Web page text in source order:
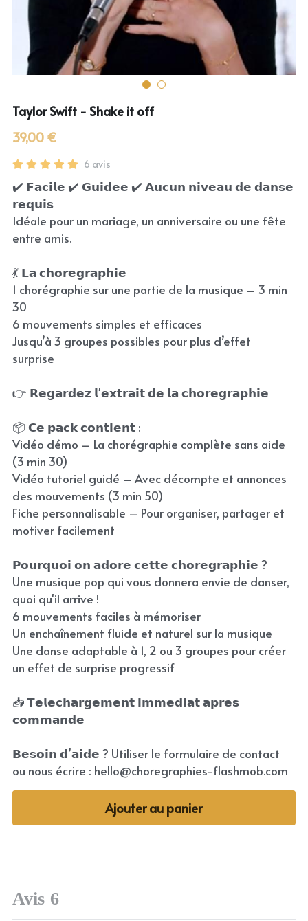
Taylor Swift - Shake it off
39,00 €
6 avis
✔️ 𝗙𝗮𝗰𝗶𝗹𝗲 ✔️ 𝗚𝘂𝗶𝗱𝗲𝗲 ✔️ 𝗔𝘂𝗰𝘂𝗻 𝗻𝗶𝘃𝗲𝗮𝘂 𝗱𝗲 𝗱𝗮𝗻𝘀𝗲
𝗿𝗲𝗾𝘂𝗶𝘀
Idéale pour un mariage, un anniversaire ou une fête
entre amis.
💃 𝗟𝗮 𝗰𝗵𝗼𝗿𝗲𝗴𝗿𝗮𝗽𝗵𝗶𝗲
1 chorégraphie sur une partie de la musique – 3 min
30
6 mouvements simples et efficaces
Jusqu’à 3 groupes possibles pour plus d’effet
surprise
👉 𝗥𝗲𝗴𝗮𝗿𝗱𝗲𝘇 𝗹'𝗲𝘅𝘁𝗿𝗮𝗶𝘁 𝗱𝗲 𝗹𝗮 𝗰𝗵𝗼𝗿𝗲𝗴𝗿𝗮𝗽𝗵𝗶𝗲
📦 𝗖𝗲 𝗽𝗮𝗰𝗸 𝗰𝗼𝗻𝘁𝗶𝗲𝗻𝘁 :
Vidéo démo – La chorégraphie complète sans aide
(3 min 30)
Vidéo tutoriel guidé – Avec décompte et annonces
des mouvements (3 min 50)
Fiche personnalisable – Pour organiser, partager et
motiver facilement
𝗣𝗼𝘂𝗿𝗾𝘂𝗼𝗶 𝗼𝗻 𝗮𝗱𝗼𝗿𝗲 𝗰𝗲𝘁𝘁𝗲 𝗰𝗵𝗼𝗿𝗲𝗴𝗿𝗮𝗽𝗵𝗶𝗲 ?
Une musique pop qui vous donnera envie de danser,
quoi qu'il arrive !
6 mouvements faciles à mémoriser
Un enchaînement fluide et naturel sur la musique
Une danse adaptable à 1, 2 ou 3 groupes pour créer
un effet de surprise progressif
📥 𝗧𝗲𝗹𝗲𝗰𝗵𝗮𝗿𝗴𝗲𝗺𝗲𝗻𝘁 𝗶𝗺𝗺𝗲𝗱𝗶𝗮𝘁 𝗮𝗽𝗿𝗲𝘀
𝗰𝗼𝗺𝗺𝗮𝗻𝗱𝗲
𝗕𝗲𝘀𝗼𝗶𝗻 𝗱’𝗮𝗶𝗱𝗲 ? Utiliser le formulaire de contact
ou nous écrire : hello@choregraphies-flashmob.com
Ajouter au panier
Avis 6